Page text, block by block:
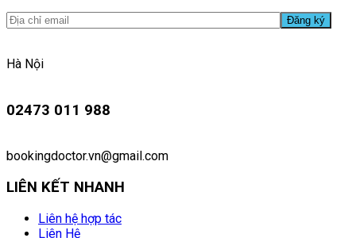
Hà Nội
02473 011 988
bookingdoctor.vn@gmail.com
LIÊN KẾT NHANH
Liên hệ hợp tác
Liên Hệ